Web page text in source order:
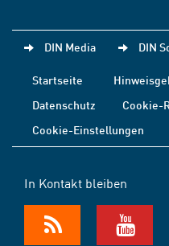
DIN Media DIN
Startseite
Datenschutz
Cookie-
Cookie-Einstellungen
In Kontakt bleiben